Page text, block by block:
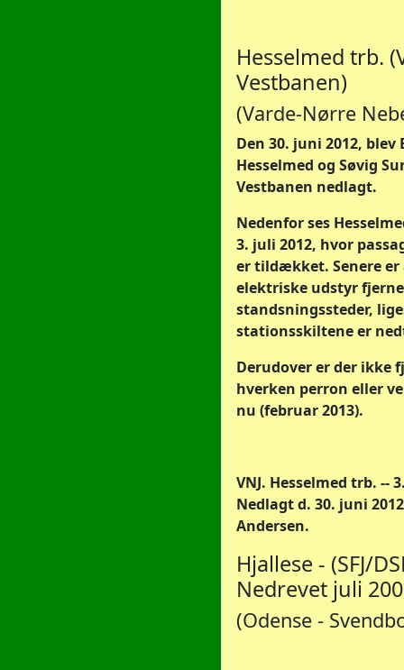
Hesselmed trb.
Vestbanen)
(Varde-Nørre
Den 30. juni 2012,
Hesselmed og Søvig
Vestbanen nedlagt.
Nedenfor ses
3. juli 2012, hvor
er tildækket. Senere
elektriske udstyr
standsningssteder,
stationsskiltene er
Derudover er der ikke
hverken perron eller
nu (februar 2013).
VNJ. Hesselmed trb. --
Nedlagt d. 30. juni
Andersen.
Hjallese - (SFJ/
Nedrevet juli
(Odense -